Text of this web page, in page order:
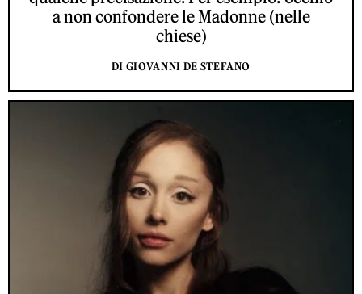
a non confondere le Madonne (nelle
chiese)
DI GIOVANNI DE STEFANO